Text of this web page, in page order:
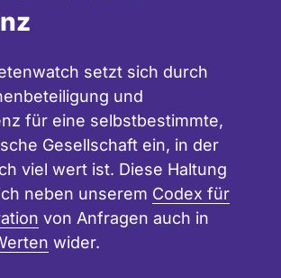
setzt sich durch
und
für eine selbstbestimmte,
Gesellschaft ein, in der
viel wert ist. Diese Haltung
neben unserem Codex für
von Anfragen auch in
wider.